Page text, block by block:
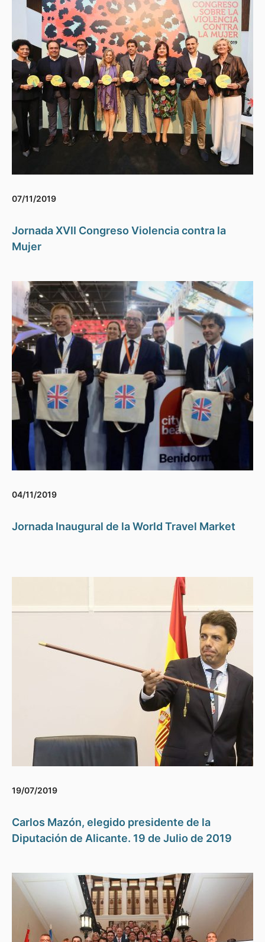
07/11/2019
Jornada XVII Congreso Violencia contra la
Mujer
04/11/2019
Jornada Inaugural de la World Travel Market
19/07/2019
Carlos Mazón, elegido presidente de la
Diputación de Alicante. 19 de Julio de 2019